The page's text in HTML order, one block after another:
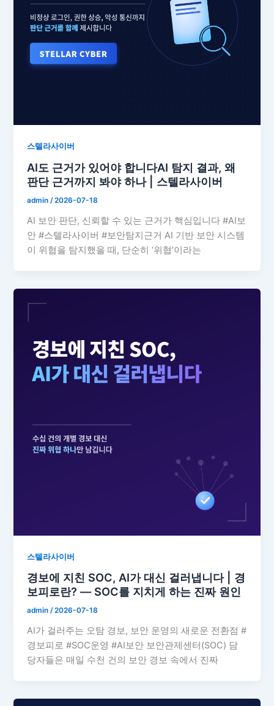
스텔라사이버
AI도 근거가 있어야 합니다AI 탐지 결과, 왜
판단 근거까지 봐야 하나 | 스텔라사이버
admin/2026-07-18
AI 보안 판단, 신뢰할 수 있는 근거가 핵심입니다 #AI보
안 #스텔라사이버 #보안탐지근거 AI 기반 보안 시스템
이 위협을 탐지했을 때, 단순히 ‘위협’이라는
스텔라사이버
경보에 지친 SOC, AI가 대신 걸러냅니다 | 경
보피로란? — SOC를 지치게 하는 진짜 원인
admin/2026-07-18
AI가 걸러주는 오탐 경보, 보안 운영의 새로운 전환점 #
경보피로 #SOC운영 #AI보안 보안관제센터(SOC) 담
당자들은 매일 수천 건의 보안 경보 속에서 진짜